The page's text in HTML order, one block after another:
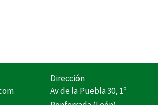
Dirección
Av de la Puebla 30, 1º